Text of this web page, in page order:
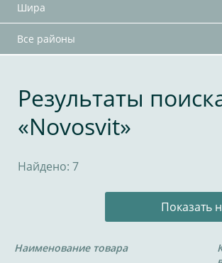
Шира
Все районы
Результаты
«Novosvit»
Найдено: 7
Показать
Наименование товара